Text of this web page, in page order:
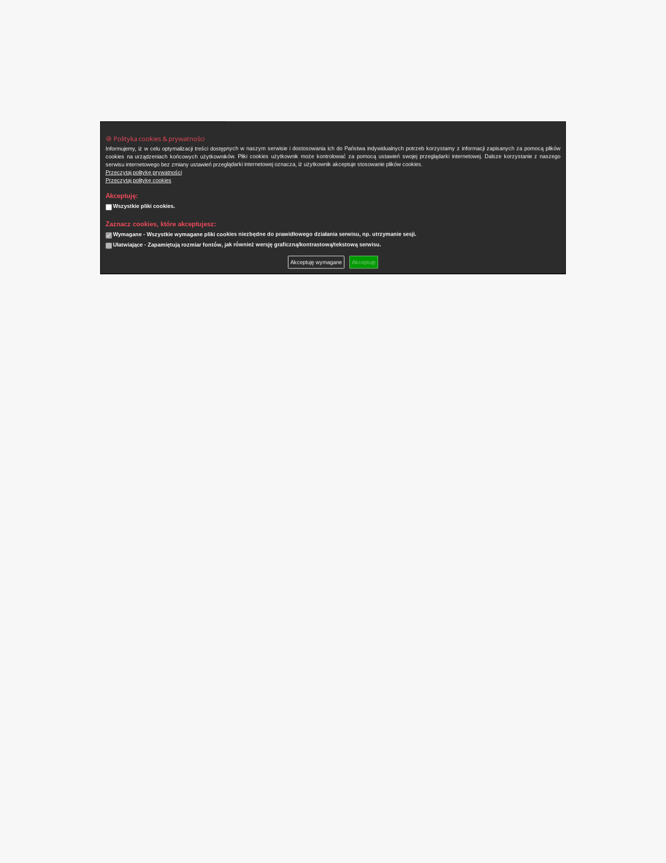
🍪 Polityka cookies & prywatności
Informujemy, iż w celu optymalizacji treści dostępnych w naszym serwisie i dostosowania ich do Państwa indywidualnych potrzeb korzystamy z informacji zapisanych za pomocą plików
cookies na urządzeniach końcowych użytkowników. Pliki cookies użytkownik może kontrolować za pomocą ustawień swojej przeglądarki internetowej. Dalsze korzystanie z naszego
serwisu internetowego bez zmiany ustawień przeglądarki internetowej oznacza, iż użytkownik akceptuje stosowanie plików cookies.
Przeczytaj politykę prywatności
Przeczytaj politykę cookies
Akceptuję:
Wszystkie pliki cookies.
Zaznacz cookies, które akceptujesz:
Wymagane - Wszystkie wymagane pliki cookies niezbędne do prawidłowego działania serwisu, np. utrzymanie sesji.
Ułatwiające - Zapamiętują rozmiar fontów, jak również wersję graficzną/kontrastową/tekstową serwisu.
Akceptuję wymagane Akceptuję